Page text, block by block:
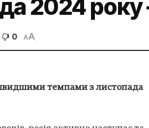
2024 року
0 AA
темпами з листопада